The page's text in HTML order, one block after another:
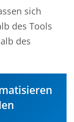
sich
des Tools
des